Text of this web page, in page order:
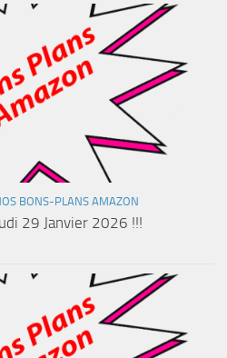
BONS-PLANS AMAZON
29 Janvier 2026 !!!